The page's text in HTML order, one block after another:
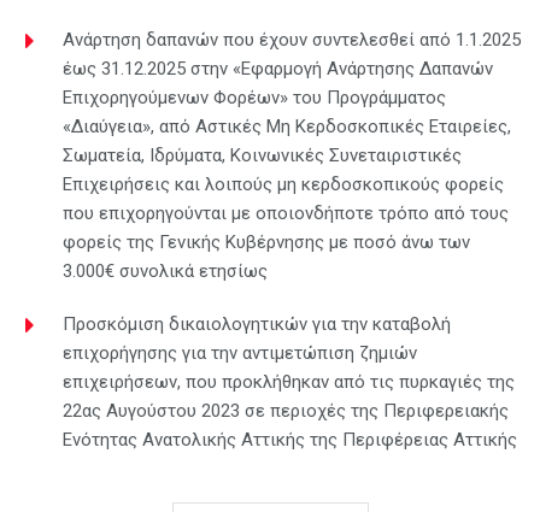
Ανάρτηση δαπανών που έχουν συντελεσθεί από 1.1.2025
έως 31.12.2025 στην «Εφαρμογή Ανάρτησης Δαπανών
Επιχορηγούμενων Φορέων» του Προγράμματος
«Διαύγεια», από Αστικές Μη Κερδοσκοπικές Εταιρείες,
Σωματεία, Ιδρύματα, Κοινωνικές Συνεταιριστικές
Επιχειρήσεις και λοιπούς μη κερδοσκοπικούς φορείς
που επιχορηγούνται με οποιονδήποτε τρόπο από τους
φορείς της Γενικής Κυβέρνησης με ποσό άνω των
3.000€ συνολικά ετησίως
Προσκόμιση δικαιολογητικών για την καταβολή
επιχορήγησης για την αντιμετώπιση ζημιών
επιχειρήσεων, που προκλήθηκαν από τις πυρκαγιές της
22ας Αυγούστου 2023 σε περιοχές της Περιφερειακής
Ενότητας Ανατολικής Αττικής της Περιφέρειας Αττικής